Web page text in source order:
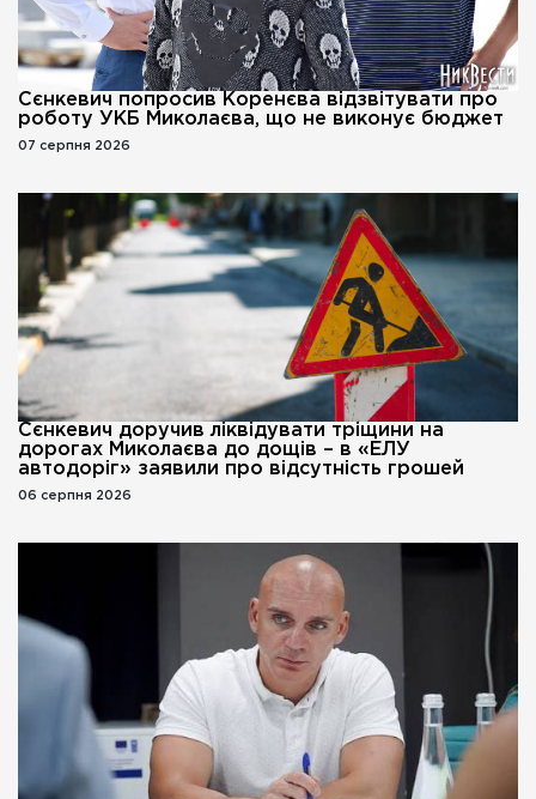
Сєнкевич попросив Коренєва відзвітувати про
роботу УКБ Миколаєва, що не виконує бюджет
07 серпня 2026
Сєнкевич доручив ліквідувати тріщини на
дорогах Миколаєва до дощів – в «ЕЛУ
автодоріг» заявили про відсутність грошей
06 серпня 2026